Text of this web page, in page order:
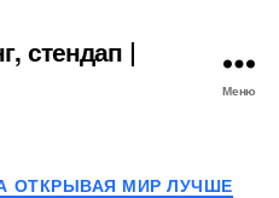
стендап |
Меню
Рубрики
ОТКРЫВАЯ МИР ЛУЧШЕ